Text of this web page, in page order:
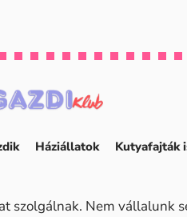
Háziállatok Kutyafajták
szolgálnak. Nem